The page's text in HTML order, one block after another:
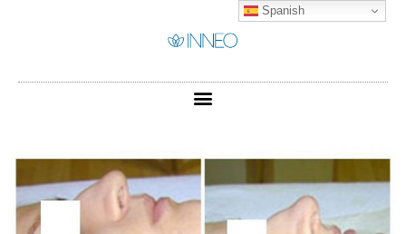
Spanish